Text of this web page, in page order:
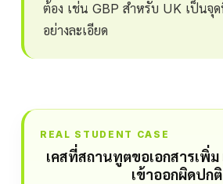
ต้อง เช่น GBP สำหรับ UK เป็นจุด
อย่างละเอียด
REAL STUDENT CASE
เคสที่สถานทูตขอเอกสารเพิ่ม
เข้าออกผิดปกติ